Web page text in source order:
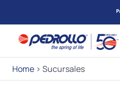
Home > Sucursales